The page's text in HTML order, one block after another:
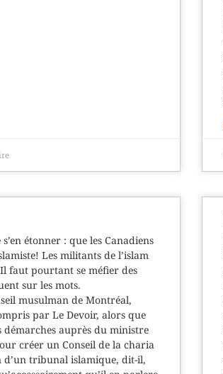
étonner : que les Canadiens
Les militants de l’islam
faut pourtant se méfier des
sur les mots.
musulman de Montréal,
par Le Devoir, alors que
démarches auprès du ministre
créer un Conseil de la charia
d’un tribunal islamique, dit-il,